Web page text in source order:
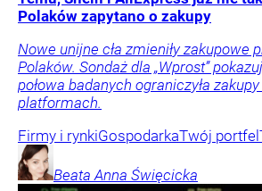
Polaków zapytano o zakupy
Nowe unijne cła zmieniły zakupowe
Polaków. Sondaż dla „Wprost”
połowa badanych ograniczyła
platformach.
Firmy i rynkiGospodarkaTwój portfel
Beata Anna Święcicka